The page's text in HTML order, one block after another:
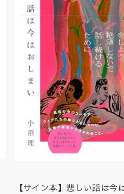
【サイン本】悲しい話は今